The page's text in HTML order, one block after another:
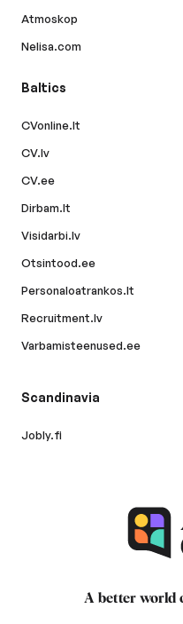
Atmoskop
Nelisa.com
Baltics
CVonline.lt
CV.lv
CV.ee
Dirbam.lt
Visidarbi.lv
Otsintood.ee
Personaloatrankos.lt
Recruitment.lv
Varbamisteenused.ee
Scandinavia
Jobly.fi
A better world